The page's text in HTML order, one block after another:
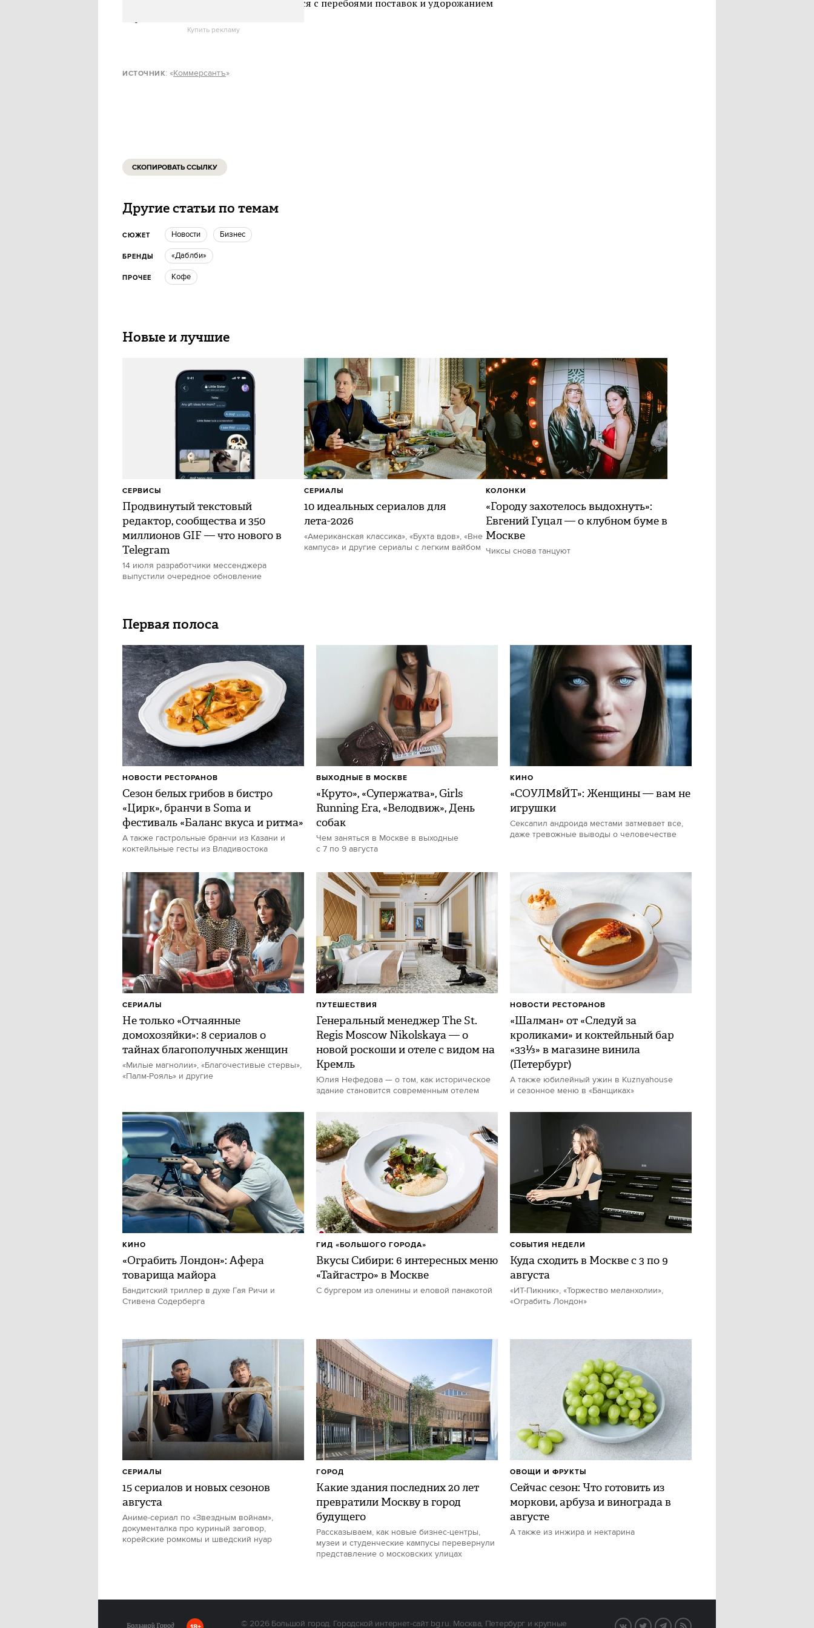
Купить рекламу
Кроме того, кофейни могут столкнуться с перебоями поставок и удорожанием
ИСТОЧНИК: «Коммерсантъ»
СКОПИРОВАТЬ ССЫЛКУ
Другие статьи по темам
СЮЖЕТ новости бизнес
БРЕНДЫ «Даблби»
ПРОЧЕЕ кофе
Новые и лучшие
Продвинутый текстовый
редактор, сообщества и 350
миллионов GIF — что нового в
Telegram
14 июля разработчики мессенджера
выпустили очередное обновление
СЕРВИСЫ
10 идеальных сериалов для
лета-2026
«Американская классика», «Бухта вдов», «Вне
кампуса» и другие сериалы с легким вайбом
СЕРИАЛЫ
«Городу захотелось выдохнуть»:
Евгений Гуцал — о клубном буме в
Москве
Чиксы снова танцуют
КОЛОНКИ
Первая полоса
Сезон белых грибов в бистро
«Цирк», бранчи в Soma и
фестиваль «Баланс вкуса и ритма»
А также гастрольные бранчи из Казани и
коктейльные гесты из Владивостока
НОВОСТИ РЕСТОРАНОВ
«Круто», «Супержатва», Girls
Running Era, «Велодвиж», День
собак
Чем заняться в Москве в выходные
с 7 по 9 августа
ВЫХОДНЫЕ В МОСКВЕ
«СОУЛМ8ЙТ»: Женщины — вам не
игрушки
Сексапил андроида местами затмевает все,
даже тревожные выводы о человечестве
КИНО
Не только «Отчаянные
домохозяйки»: 8 сериалов о
тайнах благополучных женщин
«Милые магнолии», «Благочестивые стервы»,
«Палм-Рояль» и другие
СЕРИАЛЫ
Генеральный менеджер The St.
Regis Moscow Nikolskaya — о
новой роскоши и отеле с видом на
Кремль
Юлия Нефедова — о том, как историческое
здание становится современным отелем
ПУТЕШЕСТВИЯ
«Шалман» от «Следуй за
кроликами» и коктейльный бар
«33⅓» в магазине винила
(Петербург)
А также юбилейный ужин в Kuznyahouse
и сезонное меню в «Банщиках»
НОВОСТИ РЕСТОРАНОВ
«Ограбить Лондон»: Афера
товарища майора
Бандитский триллер в духе Гая Ричи и
Стивена Содерберга
КИНО
Вкусы Сибири: 6 интересных меню
«Тайгастро» в Москве
С бургером из оленины и еловой панакотой
ГИД «БОЛЬШОГО ГОРОДА»
Куда сходить в Москве с 3 по 9
августа
«ИТ-Пикник», «Торжество меланхолии»,
«Ограбить Лондон»
СОБЫТИЯ НЕДЕЛИ
15 сериалов и новых сезонов
августа
Аниме-сериал по «Звездным войнам»,
документалка про куриный заговор,
корейские ромкомы и шведский нуар
СЕРИАЛЫ
Какие здания последних 20 лет
превратили Москву в город
будущего
Рассказываем, как новые бизнес-центры,
музеи и студенческие кампусы перевернули
представление о московских улицах
ГОРОД
Сейчас сезон: Что готовить из
моркови, арбуза и винограда в
августе
А также из инжира и нектарина
ОВОЩИ И ФРУКТЫ
© 2026Большой город. Городской интернет-сайт bg.ru. Москва, Петербург и крупные VK TwitterTelegram
RSS